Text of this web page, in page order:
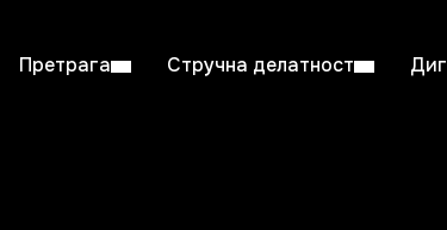
Претрага Стручна делатност